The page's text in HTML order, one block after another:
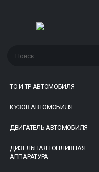
ТО И ТР АВТОМОБИЛЯ
КУЗОВ АВТОМОБИЛЯ
ДВИГАТЕЛЬ АВТОМОБИЛЯ
ДИЗЕЛЬНАЯ ТОПЛИВНАЯ
АППАРАТУРА